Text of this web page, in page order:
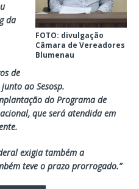
FOTO: divulgação
Câmara de Vereadores
Blumenau
da
de
ao Sesosp.
do Programa de
que será atendida em
exigia também a
teve o prazo prorrogado.”